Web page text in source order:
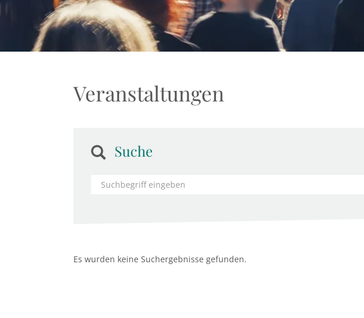
Veranstaltungen
Suche
Es wurden keine Suchergebnisse gefunden.